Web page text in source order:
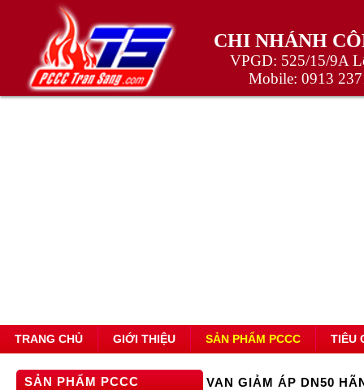
CHI NHÁNH
VPGD: 525/15/9A
Mobile: 0913
TRANG CHỦ GIỚI THIỆU SẢN PHẨM PCCC TIÊU
SẢN PHẨM PCCC VAN GIẢM ÁP DN50